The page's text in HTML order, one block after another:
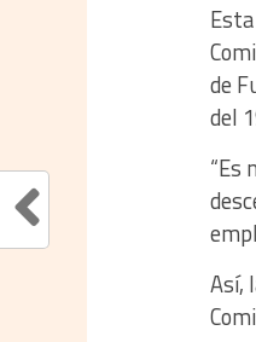
de
del
“Es
Así,